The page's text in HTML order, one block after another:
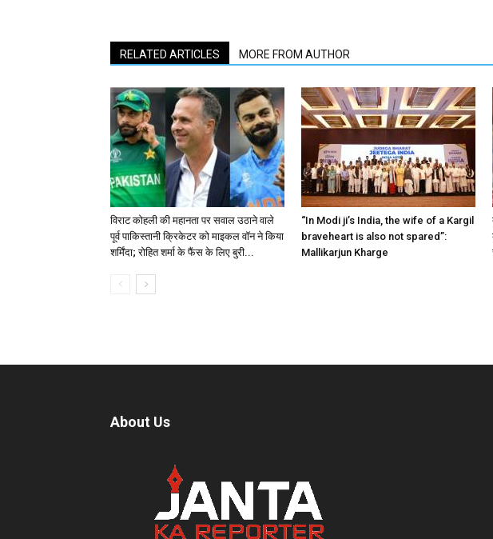
RELATED ARTICLES MORE FROM AUTHOR
विराट कोहली की महानता पर सवाल उठाने वाले
पूर्व पाकिस्तानी क्रिकेटर को माइकल वॉन ने किया
शर्मिंदा; रोहित शर्मा के फैंस के लिए बुरी...
“In Modi ji’s India, the wife of a Kargil
braveheart is also not spared”:
Mallikarjun Kharge
About Us